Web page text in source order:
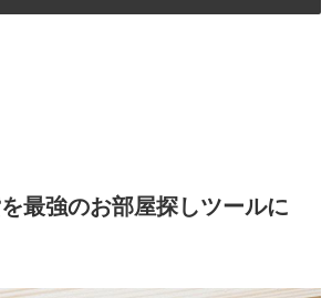
最強のお部屋探しツールに